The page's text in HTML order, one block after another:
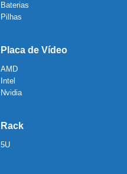
Baterias
Pilhas
Placa de Vídeo
AMD
Intel
Nvidia
Rack
5U